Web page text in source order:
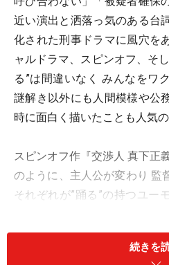
近い演出と洒落っ気のある台
化された刑事ドラマに風穴を
ャルドラマ、スピンオフ、そ
る”は間違いなく みんなをワ
謎解き以外にも人間模様や公
時に面白く描いたことも人気
スピンオフ作『交渉人 真下正
のように、主人公が変わり 監
それぞれが”踊る”の持つユー
し支持されたことは驚異と言
わることで、評価を下げて
続きを